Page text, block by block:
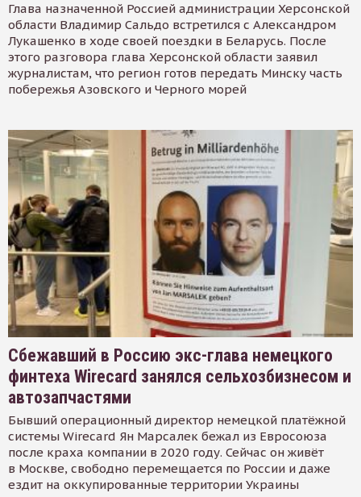
Глава назначенной Россией администрации Херсонской
области Владимир Сальдо встретился с Александром
Лукашенко в ходе своей поездки в Беларусь. После
этого разговора глава Херсонской области заявил
журналистам, что регион готов передать Минску часть
побережья Азовского и Черного морей
Сбежавший в Россию экс-глава немецкого
финтеха Wirecard занялся сельхозбизнесом и
автозапчастями
Бывший операционный директор немецкой платёжной
системы Wirecard Ян Марсалек бежал из Евросоюза
после краха компании в 2020 году. Сейчас он живёт
в Москве, свободно перемещается по России и даже
ездит на оккупированные территории Украины